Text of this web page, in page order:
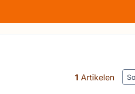
1 Artikelen